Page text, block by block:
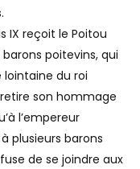
IX reçoit le Poitou
poitevins, qui
lointaine du roi
retire son hommage
l’empereur
plusieurs barons
de se joindre aux